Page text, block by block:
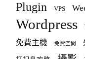
Plugin VPS
Wordpress
免費主機 免費空間